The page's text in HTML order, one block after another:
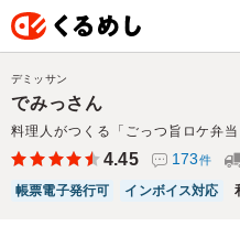
でみっさん
料理人がつくる「ごっつ旨ロケ弁当
デミッサン
4.45 173件
帳票電子発行可
インボイス対応